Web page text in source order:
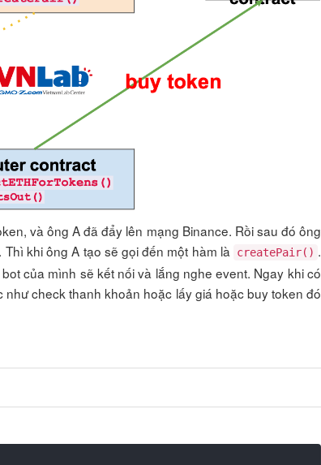
và ông A đã đẩy lên mạng Binance. Rồi sau đó ông
khi ông A tạo sẽ gọi đến một hàm là
createPair() .
của mình sẽ kết nối và lắng nghe event. Ngay khi có
check thanh khoản hoặc lấy giá hoặc buy token đó